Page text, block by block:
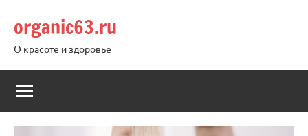
содержимому
organic63.ru
О красоте и здоровье